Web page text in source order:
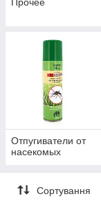
Отпугиватели от
насекомых
Сортування